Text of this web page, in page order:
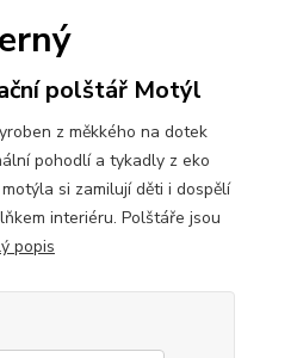
polštář Motýl
z měkkého na dotek
pohodlí a tykadly z eko
si zamilují děti i dospělí
interiéru. Polštáře jsou
popis